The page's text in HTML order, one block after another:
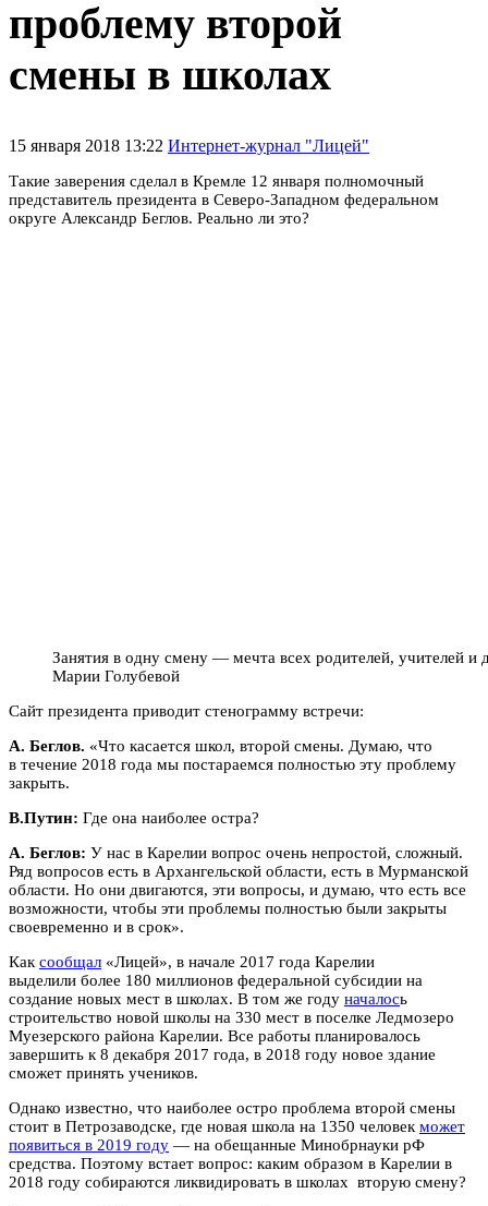
проблему второй
смены в школах
15 января 2018 13:22 Интернет-журнал "Лицей"
Такие заверения сделал в Кремле 12 января полномочный
представитель президента в Северо-Западном федеральном
округе Александр Беглов. Реально ли это?
Занятия в одну смену — мечта всех родителей, учителей и
Марии Голубевой
Сайт президента приводит стенограмму встречи:
А. Беглов. «Что касается школ, второй смены. Думаю, что
в течение 2018 года мы постараемся полностью эту проблему
закрыть.
В.Путин: Где она наиболее остра?
А. Беглов: У нас в Карелии вопрос очень непростой, сложный.
Ряд вопросов есть в Архангельской области, есть в Мурманской
области. Но они двигаются, эти вопросы, и думаю, что есть все
возможности, чтобы эти проблемы полностью были закрыты
своевременно и в срок».
Как сообщал «Лицей», в начале 2017 года Карелии
выделили более 180 миллионов федеральной субсидии на
создание новых мест в школах. В том же году началось
строительство новой школы на 330 мест в поселке Ледмозеро
Муезерского района Карелии. Все работы планировалось
завершить к 8 декабря 2017 года, в 2018 году новое здание
сможет принять учеников.
Однако известно, что наиболее остро проблема второй смены
стоит в Петрозаводске, где новая школа на 1350 человек может
появиться в 2019 году — на обещанные Минобрнауки рФ
средства. Поэтому встает вопрос: каким образом в Карелии в
2018 году собираются ликвидировать в школах вторую смену?